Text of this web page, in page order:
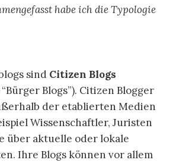
habe ich die Typologie
sind Citizen Blogs
Blogs”). Citizen Blogger
der etablierten Medien
Wissenschaftler, Juristen
über aktuelle oder lokale
Ihre Blogs können vor allem